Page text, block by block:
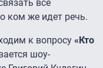
все
ком же идет речь.
к вопросу «Кто
шоу-